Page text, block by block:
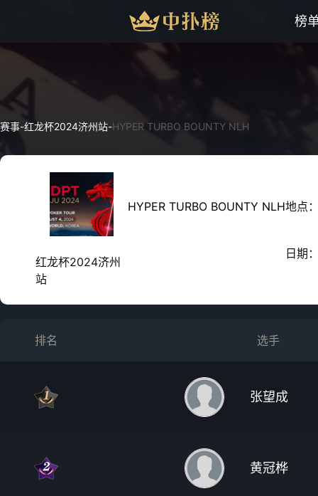
榜
赛事-红龙杯2024济州站-HYPER TURBO BOUNTY NLH
红龙杯2024济州
站
HYPER TURBO BOUNTY NLH地点
日期
排名 选手
张望成
黄冠桦